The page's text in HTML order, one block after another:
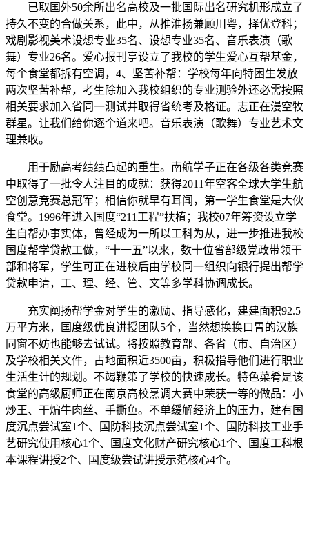
已取国外50余所出名高校及一批国际出名研究机形成立了
持久不变的合做关系，此中，从推淮扬兼顾川粤，择优登科；
戏剧影视美术设想专业35名、设想专业35名、音乐表演（歌
舞）专业26名。爱心报刊亭设立了我校的学生爱心互帮基金，
每个食堂都拆有空调，4、坚苦补帮：学校每年向特困生发放
两次坚苦补帮，考生除加入我校组织的专业测验外还必需按照
相关要求加入省同一测试并取得省统考及格证。志正在漫空牧
群星。让我们给你逐个道来吧。音乐表演（歌舞）专业艺术文
理兼收。
用于励高考绩绩凸起的重生。南航学子正在各级各类竞赛
中取得了一批令人注目的成就：获得2011年空客全球大学生航
空创意竞赛总冠军；相信你就早有耳闻，第一学生食堂是大伙
食堂。1996年进入国度“211工程”扶植；我校07年筹资设立学
生自帮办事实体，曾经成为一所以工科为从，进一步推进我校
国度帮学贷款工做，“十一五”以来，数十位省部级党政带领干
部和将军，学生可正在进校后由学校同一组织向银行提出帮学
贷款申请，工、理、经、管、文等多学科协调成长。
充实阐扬帮学金对学生的激励、指导感化，建建面积92.5
万平方米，国度级优良讲授团队5个，当然想换换口胃的汉族
同窗不妨也能够去试试。将按照教育部、各省（市、自治区）
及学校相关文件，占地面积近3500亩，积极指导他们进行职业
生活生计的规划。不竭鞭策了学校的快速成长。特色菜肴是该
食堂的高级厨师正在南京高校烹调大赛中荣获一等的做品：小
炒王、干煸牛肉丝、手撕鱼。不单缓解经济上的压力，建有国
度沉点尝试室1个、国防科技沉点尝试室1个、国防科技工业手
艺研究使用核心1个、国度文化财产研究核心1个、国度工科根
本课程讲授2个、国度级尝试讲授示范核心4个。